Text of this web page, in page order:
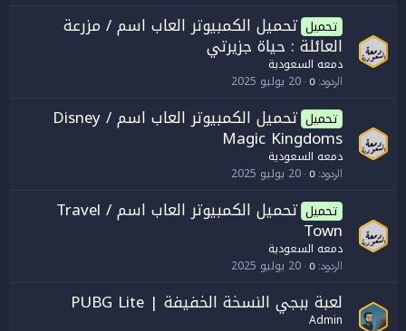
تحميل تحميل الكمبيوتر العاب اسم / مزرعة
العائلة : حياة جزيرتي
دمعه السعودية
الردود 0 20 يوليو 2025
تحميل تحميل الكمبيوتر العاب اسم / Disney
Magic Kingdoms
دمعه السعودية
الردود 0 20 يوليو 2025
تحميل تحميل الكمبيوتر العاب اسم / Travel
Town
دمعه السعودية
الردود 0 20 يوليو 2025
لعبة ببجي النسخة الخفيفة | PUBG Lite
Admin